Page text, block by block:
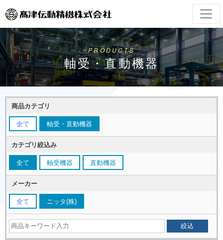
PRODUCTS
軸受・直動機器
商品カテゴリ
全て 軸受・直動機器
カテゴリ絞込み
全て 軸受機器 直動機器
メーカー
全て ニッタ(株)